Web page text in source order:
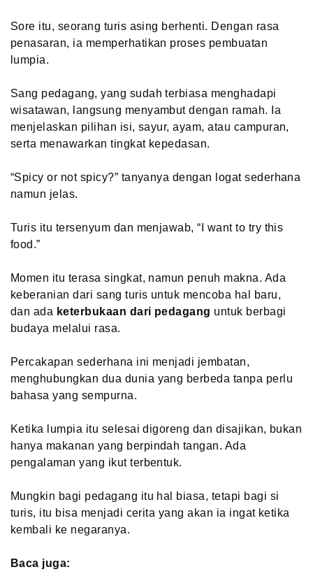
Sore itu, seorang turis asing berhenti. Dengan rasa
penasaran, ia memperhatikan proses pembuatan
lumpia.
Sang pedagang, yang sudah terbiasa menghadapi
wisatawan, langsung menyambut dengan ramah. Ia
menjelaskan pilihan isi, sayur, ayam, atau campuran,
serta menawarkan tingkat kepedasan.
“Spicy or not spicy?” tanyanya dengan logat sederhana
namun jelas.
Turis itu tersenyum dan menjawab, “I want to try this
food.”
Momen itu terasa singkat, namun penuh makna. Ada
keberanian dari sang turis untuk mencoba hal baru,
dan ada keterbukaan dari pedagang untuk berbagi
budaya melalui rasa.
Percakapan sederhana ini menjadi jembatan,
menghubungkan dua dunia yang berbeda tanpa perlu
bahasa yang sempurna.
Ketika lumpia itu selesai digoreng dan disajikan, bukan
hanya makanan yang berpindah tangan. Ada
pengalaman yang ikut terbentuk.
Mungkin bagi pedagang itu hal biasa, tetapi bagi si
turis, itu bisa menjadi cerita yang akan ia ingat ketika
kembali ke negaranya.
Baca juga: